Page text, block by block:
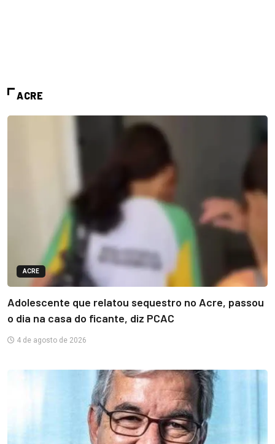
ACRE
ACRE
Adolescente que relatou sequestro no Acre, passou
o dia na casa do ficante, diz PCAC
4 de agosto de 2026